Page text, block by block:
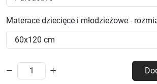
Materace dziecięce i młodzieżowe -